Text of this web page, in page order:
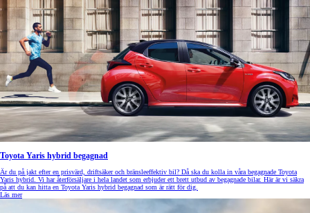
Toyota Yaris hybrid begagnad
Är du på jakt efter en prisvärd, driftsäker och bränsleeffektiv bil? Då ska du kolla in våra begagnade Toyota
Yaris hybrid. Vi har återförsäljare i hela landet som erbjuder ett brett utbud av begagnade bilar. Här är vi säkra
på att du kan hitta en Toyota Yaris hybrid begagnad som är rätt för dig.
Läs mer